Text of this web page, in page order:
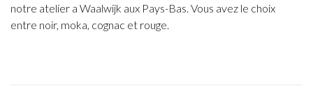
notre atelier a Waalwijk aux Pays-Bas. Vous avez le choix
entre noir, moka, cognac et rouge.